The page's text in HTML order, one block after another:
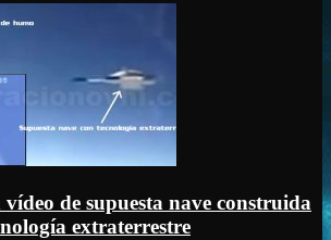
de supuesta nave construida
extraterrestre